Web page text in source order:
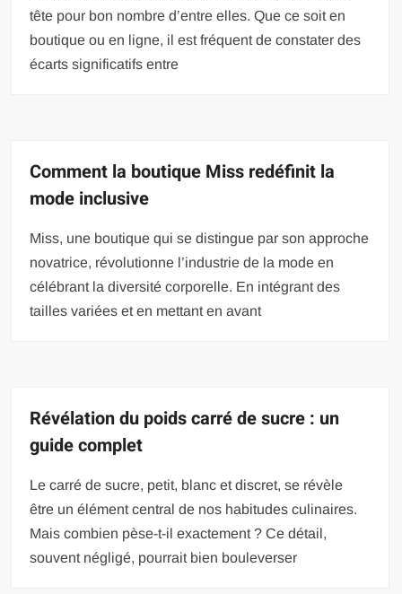
tête pour bon nombre d’entre elles. Que ce soit en
boutique ou en ligne, il est fréquent de constater des
écarts significatifs entre
Comment la boutique Miss redéfinit la
mode inclusive
Miss, une boutique qui se distingue par son approche
novatrice, révolutionne l’industrie de la mode en
célébrant la diversité corporelle. En intégrant des
tailles variées et en mettant en avant
Révélation du poids carré de sucre : un
guide complet
Le carré de sucre, petit, blanc et discret, se révèle
être un élément central de nos habitudes culinaires.
Mais combien pèse-t-il exactement ? Ce détail,
souvent négligé, pourrait bien bouleverser